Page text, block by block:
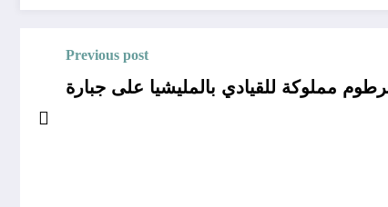
Previous post
مملوكة للقيادي بالمليشيا على جبارة